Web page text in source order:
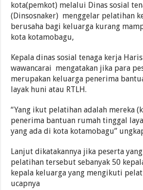
kota(pemkot) melalui Dinas sosial
(Dinsosnaker) menggelar pelatihan
berusaha bagi keluarga kurang
kota kotamobagu,
Kepala dinas sosial tenaga kerja
wawancarai mengatakan jika para
merupakan keluarga penerima
layak huni atau RTLH.
“Yang ikut pelatihan adalah mereka
penerima bantuan rumah tinggal
yang ada di kota kotamobagu”
Lanjut dikatakannya jika peserta
pelatihan tersebut sebanyak 50
kepala keluarga yang mengikuti
ucapnya